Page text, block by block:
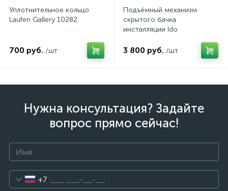
Уплотнительное кольцо
Laufen Gallery 10282
700 руб. /шт
Подъёмный механизм
скрытого бачка
инсталляции Ido
3 800 руб. /шт
Нужна консультация? Задайте
вопрос прямо сейчас!
+7